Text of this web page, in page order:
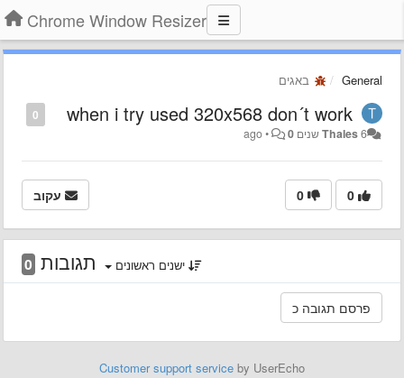
Chrome Window Resizer
General באגים
0 when i try used 320x568 don´t work
Thales6 שנים ago • 0
0
0 עקוב
תגובות 0 ישנים ראשונים
Customer support service by UserEcho